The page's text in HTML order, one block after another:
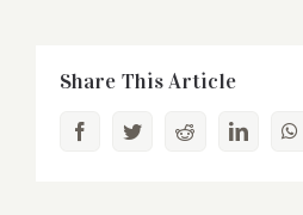
Share This Article
FacebookTwitterReddit